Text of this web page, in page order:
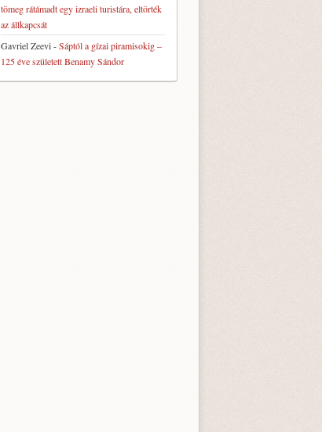
tömeg rátámadt egy izraeli turistára, eltörték
az állkapcsát
Gavriel Zeevi-Sáptól a gízai piramisokig –
125 éve született Benamy Sándor